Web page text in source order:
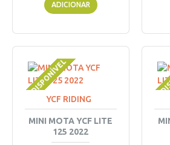
ADICIONAR
INDISPONÍVELYCF RIDING
MINI MOTA YCF LITE
125 2022